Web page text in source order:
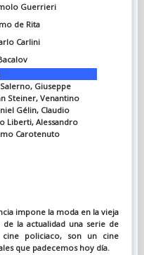
Guerrieri
de Rita
Carlini
Giuseppe
Steiner, Venantino
Gélin, Claudio
Liberti, Alessandro
Carotenuto
impone la moda en la vieja
la actualidad una serie de
policiaco, son un cine
que padecemos hoy día.